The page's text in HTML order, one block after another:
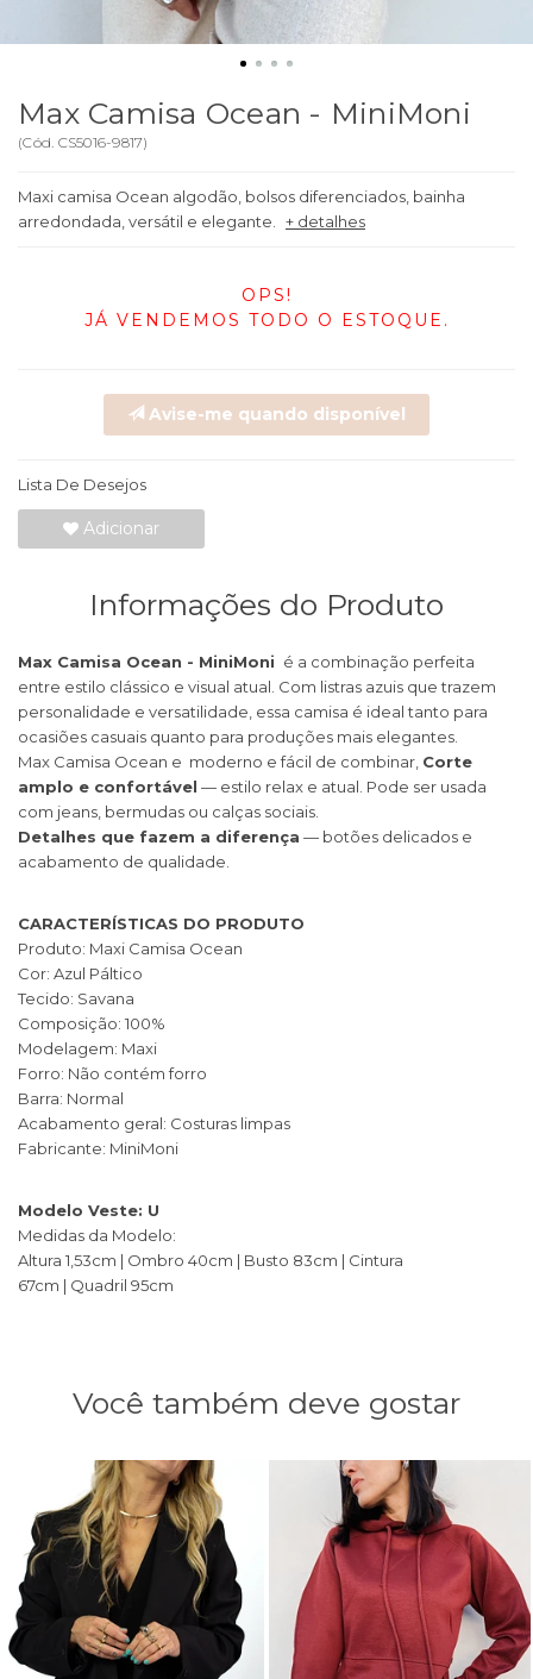
Max Camisa Ocean - MiniMoni
(Cód. CS5016-9817)
Maxi camisa Ocean algodão, bolsos diferenciados, bainha
arredondada, versátil e elegante.
+ detalhes
OPS!
JÁ VENDEMOS TODO O ESTOQUE.
Avise-me quando disponível
Lista De Desejos
Adicionar
Informações do Produto
Max Camisa Ocean - MiniMoni é a combinação perfeita
entre estilo clássico e visual atual. Com listras azuis que trazem
personalidade e versatilidade, essa camisa é ideal tanto para
ocasiões casuais quanto para produções mais elegantes.
Max Camisa Ocean e moderno e fácil de combinar, Corte
amplo e confortável — estilo relax e atual. Pode ser usada
com jeans, bermudas ou calças sociais.
Detalhes que fazem a diferença — botões delicados e
acabamento de qualidade.
CARACTERÍSTICAS DO PRODUTO
Produto: Maxi Camisa Ocean
Cor: Azul Páltico
Tecido: Savana
Composição: 100%
Modelagem: Maxi
Forro: Não contém forro
Barra: Normal
Acabamento geral: Costuras limpas
Fabricante: MiniMoni
Modelo Veste: U
Medidas da Modelo:
​Altura 1,53cm | Ombro 40cm | Busto 83cm | Cintura
67cm | Quadril 95cm
Você também deve gostar